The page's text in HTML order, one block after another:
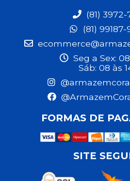
(81) 3972-
(81)
Seg a Sex:
Sáb: 08 às
FORMAS DE
SITE